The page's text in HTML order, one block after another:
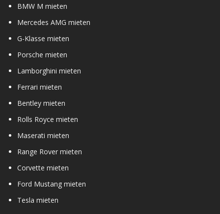
BMW M mieten
Mercedes AMG mieten
G-Klasse mieten
Porsche mieten
Lamborghini mieten
Ferrari mieten
Bentley mieten
Rolls Royce mieten
Maserati mieten
Range Rover mieten
Corvette mieten
Ford Mustang mieten
Tesla mieten